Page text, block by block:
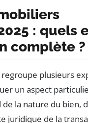
: quels
complète ?
plusieurs
un aspect
la nature du bien,
juridique de la